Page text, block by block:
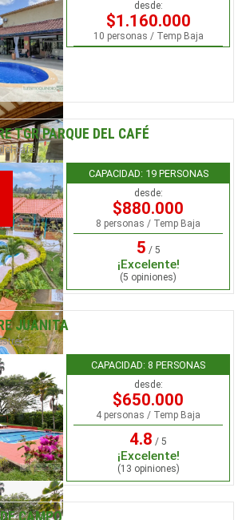
desde:
$1.160.000
10 personas / Temp Baja
TGR PARQUE DEL CAFÉ
café
CAPACIDAD: 19 PERSONAS
desde:
$880.000
8 personas / Temp Baja
5 / 5
¡Excelente!
(5 opiniones)
JUANITA
CAPACIDAD: 8 PERSONAS
desde:
$650.000
4 personas / Temp Baja
4.8 / 5
¡Excelente!
(13 opiniones)
CAMPO